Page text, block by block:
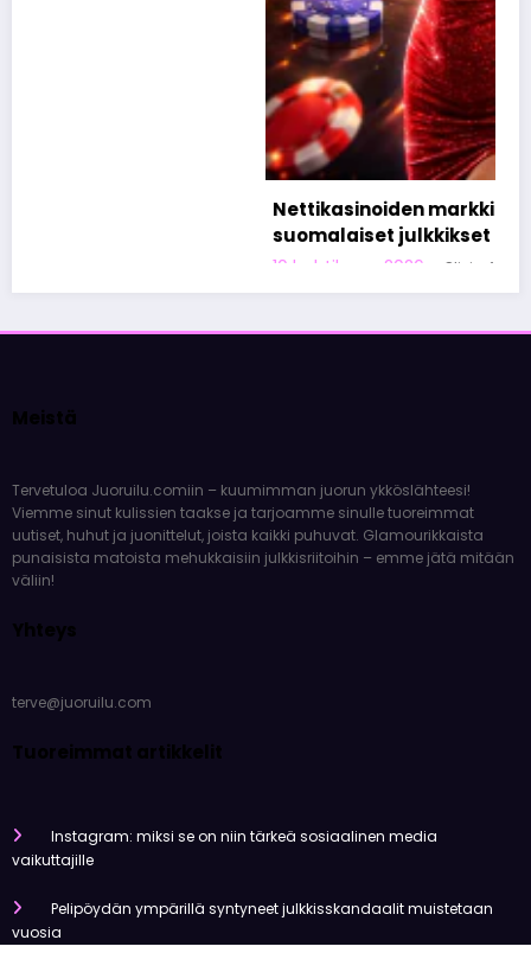
Nettikasinoiden markkinoinnista tunnetut
suomalaiset julkkikset
Olivia Aho
Tervetuloa Juoruilu.comiin – kuumimman juorun ykköslähteesi!
Viemme sinut kulissien taakse ja tarjoamme sinulle tuoreimmat
uutiset, huhut ja juonittelut, joista kaikki puhuvat. Glamourikkaista
punaisista matoista mehukkaisiin julkkisriitoihin – emme jätä mitään
Instagram: miksi se on niin tärkeä sosiaalinen media
Pelipöydän ympärillä syntyneet julkkisskandaalit muistetaan